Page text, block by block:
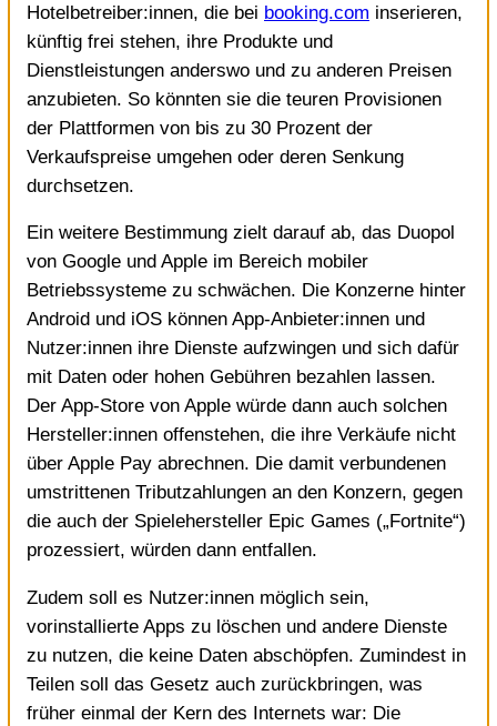
Hotelbetreiber:innen, die bei booking.com inserieren,
künftig frei stehen, ihre Produkte und
Dienstleistungen anderswo und zu anderen Preisen
anzubieten. So könnten sie die teuren Provisionen
der Plattformen von bis zu 30 Prozent der
Verkaufspreise umgehen oder deren Senkung
durchsetzen.
Ein weitere Bestimmung zielt darauf ab, das Duopol
von Google und Apple im Bereich mobiler
Betriebssysteme zu schwächen. Die Konzerne hinter
Android und iOS können App-Anbieter:innen und
Nutzer:innen ihre Dienste aufzwingen und sich dafür
mit Daten oder hohen Gebühren bezahlen lassen.
Der App-Store von Apple würde dann auch solchen
Hersteller:innen offenstehen, die ihre Verkäufe nicht
über Apple Pay abrechnen. Die damit verbundenen
umstrittenen Tributzahlungen an den Konzern, gegen
die auch der Spielehersteller Epic Games („Fortnite“)
prozessiert, würden dann entfallen.
Zudem soll es Nutzer:innen möglich sein,
vorinstallierte Apps zu löschen und andere Dienste
zu nutzen, die keine Daten abschöpfen. Zumindest in
Teilen soll das Gesetz auch zurückbringen, was
früher einmal der Kern des Internets war: Die